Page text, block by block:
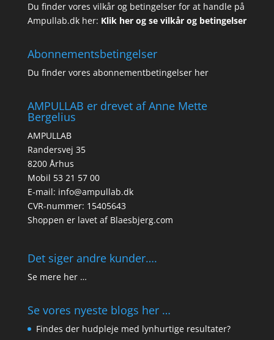
Du finder vores vilkår og betingelser for at handle på
Ampullab.dk her: Klik her og se vilkår og betingelser
Abonnementsbetingelser
Du finder vores abonnementbetingelser her
AMPULLAB er drevet af Anne Mette
Bergelius
AMPULLAB
Randersvej 35
8200 Århus
Mobil 53 21 57 00
E-mail: info@ampullab.dk
CVR-nummer: 15405643
Shoppen er lavet af Blaesbjerg.com
Det siger andre kunder….
Se mere her …
Se vores nyeste blogs her …
Findes der hudpleje med lynhurtige resultater?